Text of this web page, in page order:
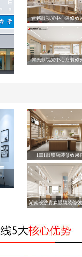
晋铭眼视光中心装修效
何氏眼视光中心店装修
1001眼镜店装修效果
湖南长沙青森眼镜装修